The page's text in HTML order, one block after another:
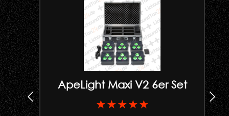
ApeLight Maxi V2 6er Set
★★★★★